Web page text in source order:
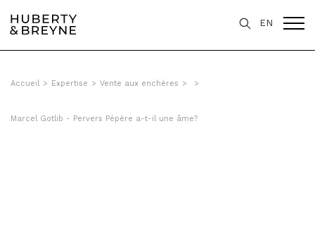
EN
Accueil > Expertise > Vente aux enchères > >
Marcel Gotlib - Pervers Pépère a-t-il une âme?